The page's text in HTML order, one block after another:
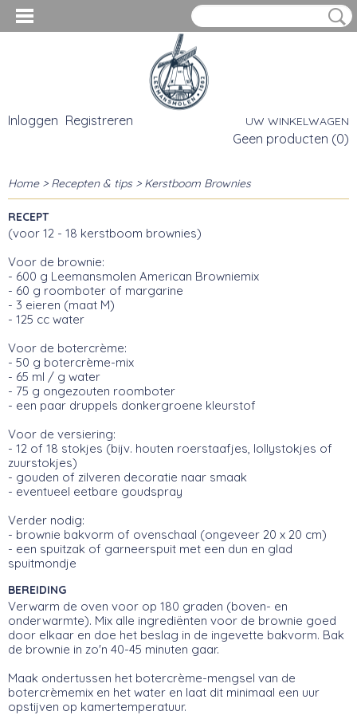
Inloggen Registreren UW WINKELWAGEN
Geen producten (0)
Home> Recepten & tips> Kerstboom Brownies
RECEPT
(voor 12 - 18 kerstboom brownies)
Voor de brownie:
- 600 g Leemansmolen American Browniemix
- 60 g roomboter of margarine
- 3 eieren (maat M)
- 125 cc water
Voor de botercrème:
- 50 g botercrème-mix
- 65 ml / g water
- 75 g ongezouten roomboter
- een paar druppels donkergroene kleurstof
Voor de versiering:
- 12 of 18 stokjes (bijv. houten roerstaafjes, lollystokjes of
zuurstokjes)
- gouden of zilveren decoratie naar smaak
- eventueel eetbare goudspray
Verder nodig:
- brownie bakvorm of ovenschaal (ongeveer 20 x 20 cm)
- een spuitzak of garneerspuit met een dun en glad
spuitmondje
BEREIDING
Verwarm de oven voor op 180 graden (boven- en
onderwarmte). Mix alle ingrediënten voor de brownie goed
door elkaar en doe het beslag in de ingevette bakvorm. Bak
de brownie in zo'n 40-45 minuten gaar.
Maak ondertussen het botercrème-mengsel van de
botercrèmemix en het water en laat dit minimaal een uur
opstijven op kamertemperatuur.